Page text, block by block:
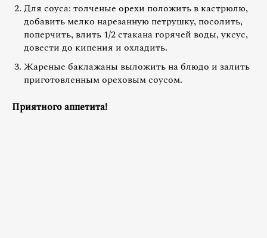
Для соуса: толченые орехи положить в кастрюлю,
добавить мелко нарезанную петрушку, посолить,
поперчить, влить 1/2 стакана горячей воды, уксус,
довести до кипения и охладить.
Жареные баклажаны выложить на блюдо и залить
приготовленным ореховым соусом.
Приятного аппетита!